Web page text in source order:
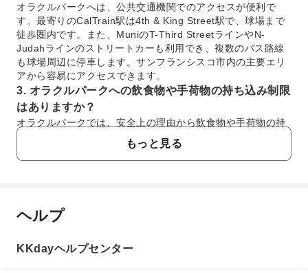
オラクルパークへは、公共交通機関でのアクセスが便利で
す。最寄りのCalTrain駅は4th & King Street駅で、球場まで
徒歩圏内です。また、MuniのT-Third StreetラインやN-
Judahラインのストリートカーも利用でき、複数のバス路線
も球場周辺に停車します。サンフランシスコ市内の主要エリ
アから容易にアクセスできます。
3. オラクルパークへの飲食物や手荷物の持ち込み制限
はありますか？
オラクルパークでは、安全上の理由から飲食物や手荷物の持
ち込みに制限があります。通常、密封されたペットボトル（1
リットル以下）の水やソフトドリンクは持ち込み可能です
が、アルコール飲料やガラス容器は禁止されています。手荷
などは持ち込み不可の場合があります。詳細は公式規定をご
確認ください。
見どころはありますか？
もっと見る
よくあるご質問
1. オラクルパークは試合開催日以外でも入場でき
ヘルプ
KKdayヘルプセンター